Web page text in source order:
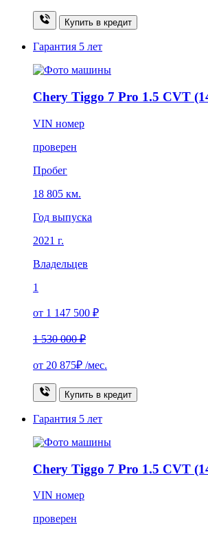
Купить в кредит
Гарантия 5 лет
Chery Tiggo 7 Pro 1.5 CVT
VIN номер
проверен
Пробег
18 805 км.
Год выпуска
2021 г.
Владельцев
1
от 1 147 500 ₽
1 530 000 ₽
от 20 875₽ /мес.
Купить в кредит
Гарантия 5 лет
Chery Tiggo 7 Pro 1.5 CVT
VIN номер
проверен